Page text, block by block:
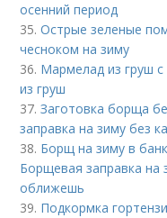
осенний период
35.Острые зеленые
чесноком на зиму
36. Мармелад из груш
из груш
37.Заготовка борща
заправка на зиму без
38. Борщ на зиму в
Борщевая заправка на
оближешь
39. Подкормка